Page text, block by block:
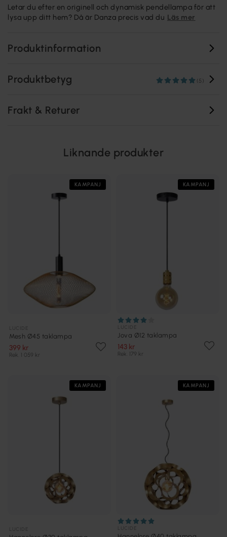
Letar du efter en originell och dynamisk pendellampa för att
lysa upp ditt hem? Då är Danza precis vad du Läs mer
Produktinformation
Produktbetyg (5)
Frakt & Returer
Liknande produkter
KAMPANJ
Mesh Ø45 taklampa
399 kr
Rek. 1 059 kr
KAMPANJ
Jova Ø12 taklampa
143 kr
Rek. 179 kr
KAMPANJ KAMPANJ